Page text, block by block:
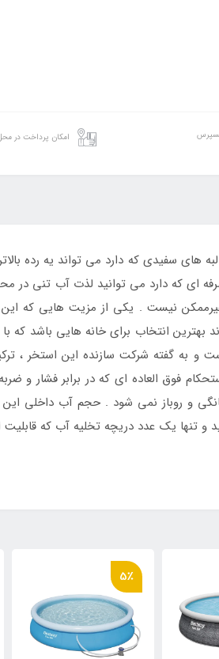
امکان پرداخت در
و لبه های سفیدی که دارد می تواند یه رده
ای که دارد می توانید لذت آب تنی در
نیست . یکی از مزیت هایی که
انتخاب برای خانه هایی باشد که
گفته شرکت سازنده این استخر ،
فوق العاده ای که در برابر فشار و
تنها یک عدد دریچه تخلیه آب که قابلیت
5٪